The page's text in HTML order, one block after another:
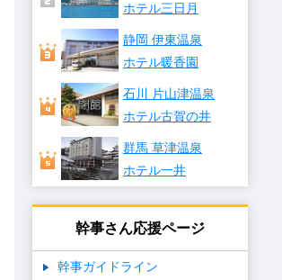
ホテル三日月
静岡 伊東温泉
ホテル暖香園
石川 片山津温泉
ホテル古賀の井
群馬 草津温泉
ホテル一井
幹事さん応援ページ
幹事ガイドライン